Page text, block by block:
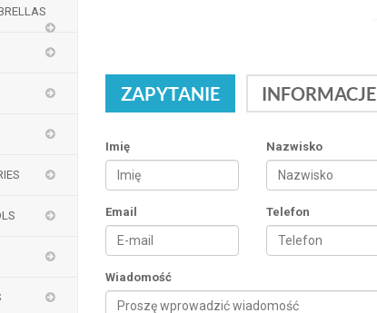
ZAPYTANIE INFORMACJE
Imię Nazwisko
Email Telefon
Wiadomość